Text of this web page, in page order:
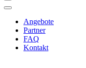
Angebote
Partner
FAQ
Kontakt